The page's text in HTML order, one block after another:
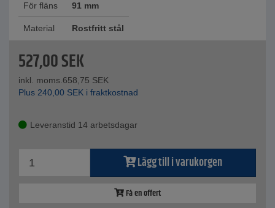
För fläns 91 mm
Material Rostfritt stål
527,00SEK
inkl. moms.658,75 SEK
Plus 240,00 SEK i fraktkostnad
Leveranstid 14 arbetsdagar
Lägg till i varukorgen
Få en offert